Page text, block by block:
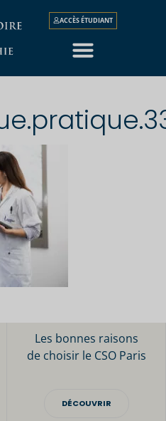
ACCÈS ÉTUDIANT
Les bonnes raisons
de choisir le CSO Paris
DÉCOUVRIR